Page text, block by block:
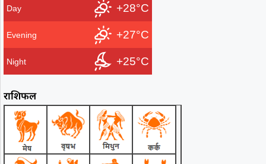
Day +28°C
Evening +27°C
Night +25°C
राशिफल